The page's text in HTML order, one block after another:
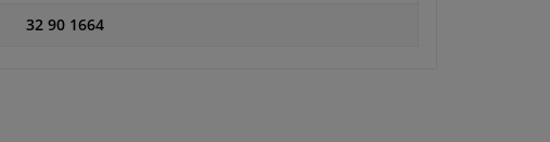
32 90 1664